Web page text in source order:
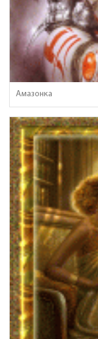
Амазонка